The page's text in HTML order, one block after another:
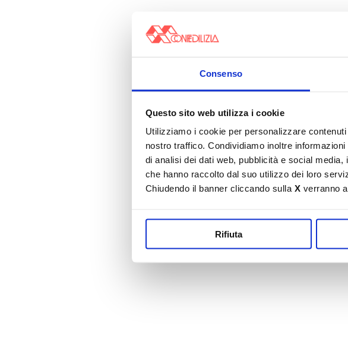
Consenso
Questo sito web utilizza i cookie
Utilizziamo i cookie per personalizzare
nostro traffico. Condividiamo inoltre
di analisi dei dati web, pubblicità e social
che hanno raccolto dal suo utilizzo dei loro
Chiudendo il banner cliccando sulla X verranno
Rifiuta